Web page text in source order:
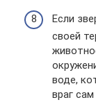
Если
своей
воде,
враг